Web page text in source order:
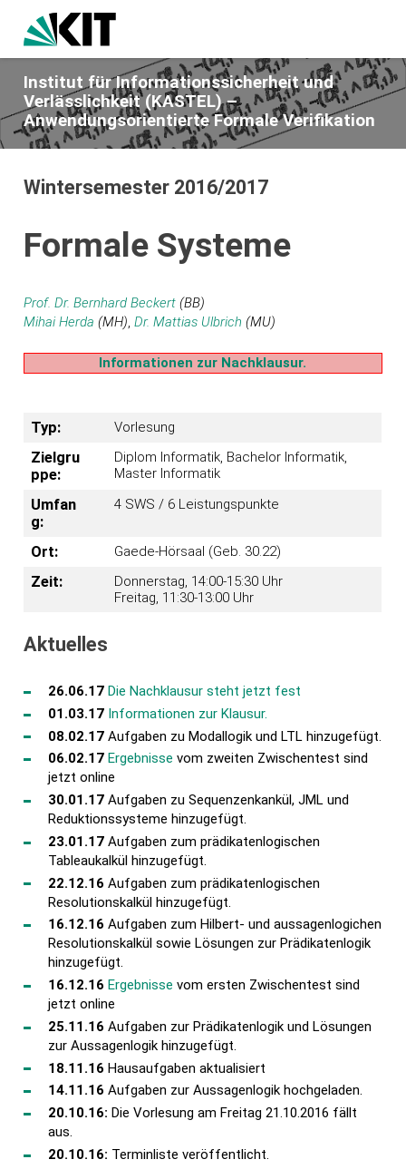
Institut für Informationssicherheit und
Verlässlichkeit (KASTEL) –
Anwendungsorientierte Formale Verifikation
Wintersemester 2016/2017
Formale Systeme
Prof. Dr. Bernhard Beckert (BB)
Mihai Herda (MH),Dr. Mattias Ulbrich (MU)
Informationen zur Nachklausur.
Typ: Vorlesung
Zielgru
ppe:
Diplom Informatik, Bachelor Informatik,
Master Informatik
Umfan
g:
4 SWS / 6 Leistungspunkte
Ort: Gaede-Hörsaal (Geb. 30.22)
Zeit:
Donnerstag, 14:00-15:30 Uhr
Freitag, 11:30-13:00 Uhr
Aktuelles
26.06.17Die Nachklausur steht jetzt fest
01.03.17 Informationen zur Klausur.
08.02.17Aufgaben zu Modallogik und LTL hinzugefügt.
06.02.17 Ergebnisse vom zweiten Zwischentest sind
jetzt online
30.01.17Aufgaben zu Sequenzenkankül, JML und
Reduktionssysteme hinzugefügt.
23.01.17Aufgaben zum prädikatenlogischen
Tableaukalkül hinzugefügt.
22.12.16Aufgaben zum prädikatenlogischen
Resolutionskalkül hinzugefügt.
16.12.16Aufgaben zum Hilbert- und aussagenlogichen
Resolutionskalkül sowie Lösungen zur Prädikatenlogik
hinzugefügt.
16.12.16Ergebnisse vom ersten Zwischentest sind
jetzt online
25.11.16Aufgaben zur Prädikatenlogik und Lösungen
zur Aussagenlogik hinzugefügt.
18.11.16Hausaufgaben aktualisiert
14.11.16Aufgaben zur Aussagenlogik hochgeladen.
20.10.16:Die Vorlesung am Freitag 21.10.2016 fällt
aus.
20.10.16: Terminliste veröffentlicht.